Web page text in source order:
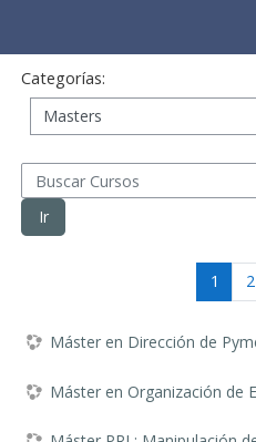
Categorías:
Buscar Cursos
Ir
1 2
Máster en Dirección de
Máster en Organización de